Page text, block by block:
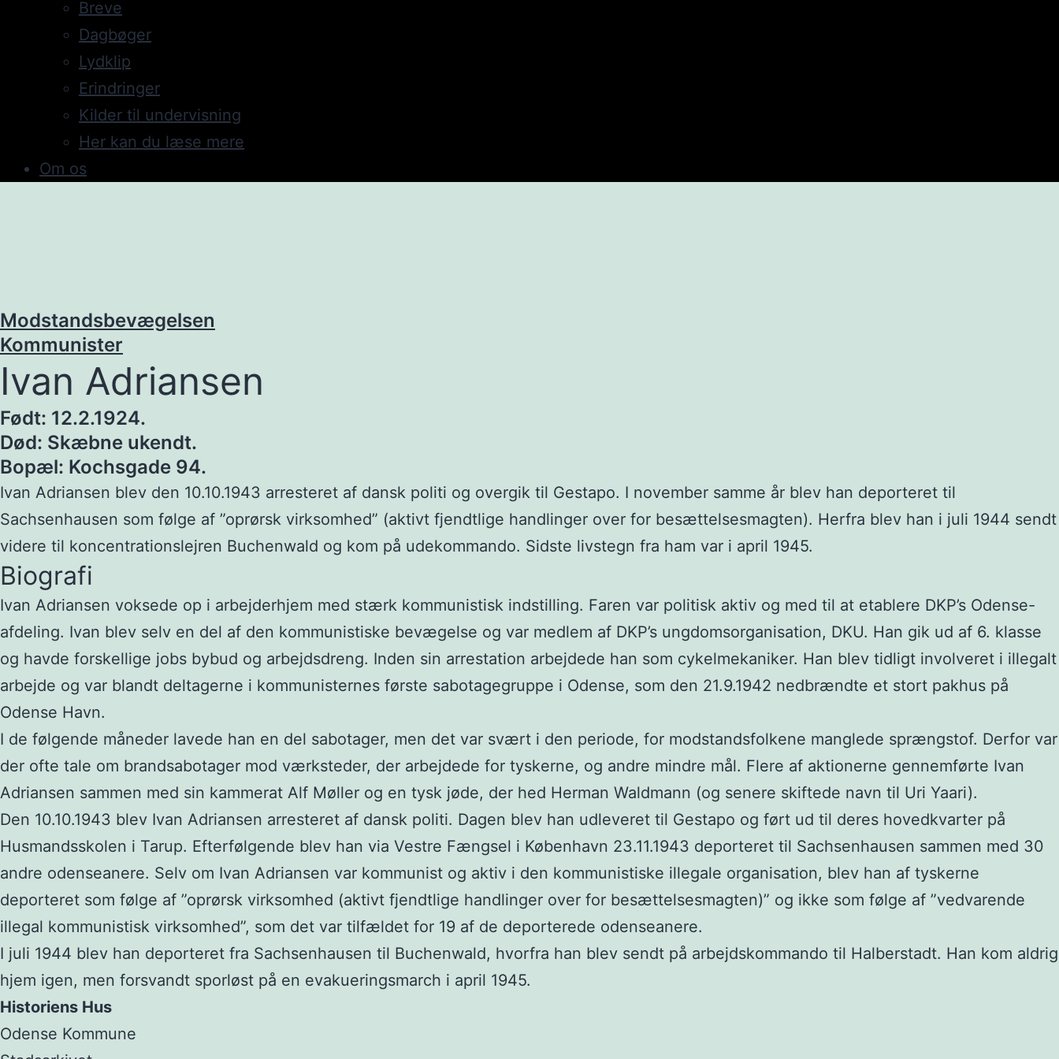
Breve
Dagbøger
Lydklip
Erindringer
Kilder til undervisning
Her kan du læse mere
Om os
Modstandsbevægelsen
Kommunister
Ivan Adriansen
Født: 12.2.1924.
Død: Skæbne ukendt.
Bopæl: Kochsgade 94.
Ivan Adriansen blev den 10.10.1943 arresteret af dansk politi og overgik til Gestapo. I november samme år blev han deporteret til
Sachsenhausen som følge af ”oprørsk virksomhed” (aktivt fjendtlige handlinger over for besættelsesmagten). Herfra blev han i juli 1944 sendt
videre til koncentrationslejren Buchenwald og kom på udekommando. Sidste livstegn fra ham var i april 1945.
Biografi
Ivan Adriansen voksede op i arbejderhjem med stærk kommunistisk indstilling. Faren var politisk aktiv og med til at etablere DKP’s Odense-
afdeling. Ivan blev selv en del af den kommunistiske bevægelse og var medlem af DKP’s ungdomsorganisation, DKU. Han gik ud af 6. klasse
og havde forskellige jobs bybud og arbejdsdreng. Inden sin arrestation arbejdede han som cykelmekaniker. Han blev tidligt involveret i illegalt
arbejde og var blandt deltagerne i kommunisternes første sabotagegruppe i Odense, som den 21.9.1942 nedbrændte et stort pakhus på
Odense Havn.
I de følgende måneder lavede han en del sabotager, men det var svært i den periode, for modstandsfolkene manglede sprængstof. Derfor var
der ofte tale om brandsabotager mod værksteder, der arbejdede for tyskerne, og andre mindre mål. Flere af aktionerne gennemførte Ivan
Adriansen sammen med sin kammerat Alf Møller og en tysk jøde, der hed Herman Waldmann (og senere skiftede navn til Uri Yaari).
Den 10.10.1943 blev Ivan Adriansen arresteret af dansk politi. Dagen blev han udleveret til Gestapo og ført ud til deres hovedkvarter på
Husmandsskolen i Tarup. Efterfølgende blev han via Vestre Fængsel i København 23.11.1943 deporteret til Sachsenhausen sammen med 30
andre odenseanere. Selv om Ivan Adriansen var kommunist og aktiv i den kommunistiske illegale organisation, blev han af tyskerne
deporteret som følge af ”oprørsk virksomhed (aktivt fjendtlige handlinger over for besættelsesmagten)” og ikke som følge af ”vedvarende
illegal kommunistisk virksomhed”, som det var tilfældet for 19 af de deporterede odenseanere.
I juli 1944 blev han deporteret fra Sachsenhausen til Buchenwald, hvorfra han blev sendt på arbejdskommando til Halberstadt. Han kom aldrig
hjem igen, men forsvandt sporløst på en evakueringsmarch i april 1945.
Historiens Hus
Odense Kommune